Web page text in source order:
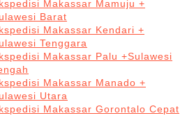
Makassar Mamuju +
Barat
Makassar Kendari +
Tenggara
Makassar Palu +Sulawesi
Makassar Manado +
Utara
Makassar Gorontalo Cepat